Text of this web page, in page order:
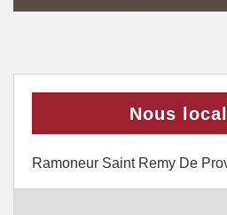
Nous
Ramoneur Saint Remy De